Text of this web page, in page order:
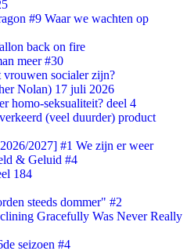
#9 Waar we wachten op
back on fire
meer #30
vrouwen socialer zijn?
Nolan) 17 juli 2026
homo-seksualiteit? deel 4
(veel duurder) product
2027] #1 We zijn er weer
& Geluid #4
184
steeds dommer" #2
Gracefully Was Never Really
seizoen #4